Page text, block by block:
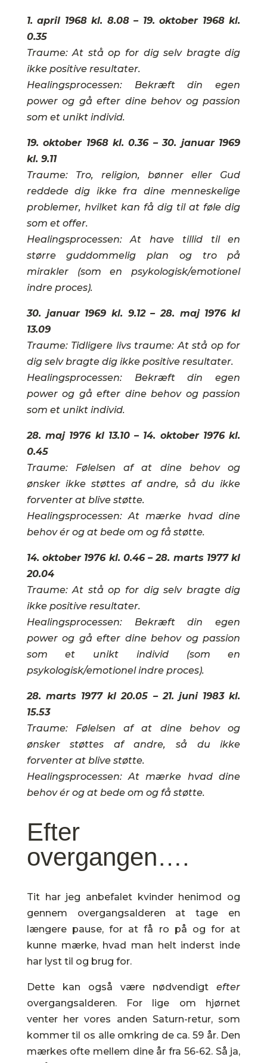
1. april 1968 kl. 8.08 – 19. oktober 1968 kl.
0.35
Traume: At stå op for dig selv bragte dig
ikke positive resultater.
Healingsprocessen: Bekræft din egen
power og gå efter dine behov og passion
som et unikt individ.
19. oktober 1968 kl. 0.36 – 30. januar 1969
kl. 9.11
Traume: Tro, religion, bønner eller Gud
reddede dig ikke fra dine menneskelige
problemer, hvilket kan få dig til at føle dig
som et offer.
Healingsprocessen: At have tillid til en
større guddommelig plan og tro på
mirakler (som en psykologisk/emotionel
indre proces).
30. januar 1969 kl. 9.12 – 28. maj 1976 kl
13.09
Traume: Tidligere livs traume: At stå op for
dig selv bragte dig ikke positive resultater.
Healingsprocessen: Bekræft din egen
power og gå efter dine behov og passion
som et unikt individ.
28. maj 1976 kl 13.10 – 14. oktober 1976 kl.
0.45
Traume: Følelsen af at dine behov og
ønsker ikke støttes af andre, så du ikke
forventer at blive støtte.
Healingsprocessen: At mærke hvad dine
behov ér og at bede om og få støtte.
14. oktober 1976 kl. 0.46 – 28. marts 1977 kl
20.04
Traume: At stå op for dig selv bragte dig
ikke positive resultater.
Healingsprocessen: Bekræft din egen
power og gå efter dine behov og passion
som et unikt individ (som en
psykologisk/emotionel indre proces).
28. marts 1977 kl 20.05 – 21. juni 1983 kl.
15.53
Traume: Følelsen af at dine behov og
ønsker støttes af andre, så du ikke
forventer at blive støtte.
Healingsprocessen: At mærke hvad dine
behov ér og at bede om og få støtte.
Efter
overgangen….
Tit har jeg anbefalet kvinder henimod og
gennem overgangsalderen at tage en
længere pause, for at få ro på og for at
kunne mærke, hvad man helt inderst inde
har lyst til og brug for.
Dette kan også være nødvendigtefter
overgangsalderen. For lige om hjørnet
venter her vores anden Saturn-retur, som
kommer til os alle omkring de ca. 59 år. Den
mærkes ofte mellem dine år fra 56-62. Så ja,